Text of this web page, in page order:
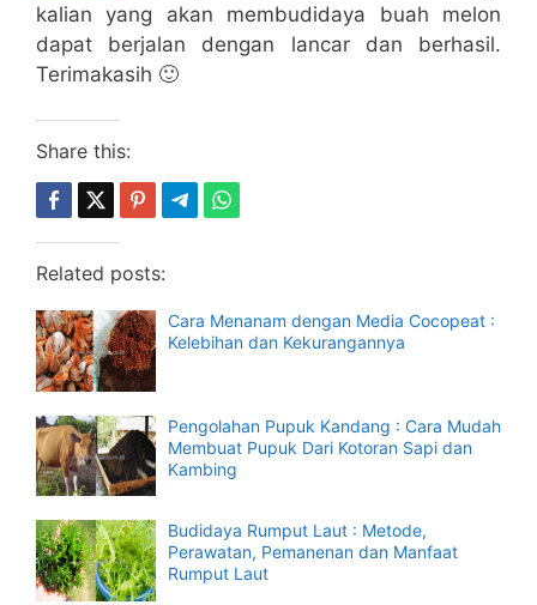
kalian yang akan membudidaya buah melon
dapat berjalan dengan lancar dan berhasil.
Terimakasih 🙂
Share this:
Related posts:
Cara Menanam dengan Media Cocopeat :
Kelebihan dan Kekurangannya
Pengolahan Pupuk Kandang : Cara Mudah
Membuat Pupuk Dari Kotoran Sapi dan
Kambing
Budidaya Rumput Laut : Metode,
Perawatan, Pemanenan dan Manfaat
Rumput Laut